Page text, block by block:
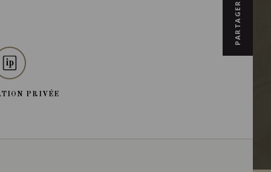
PARTAGER
PRIVÉE